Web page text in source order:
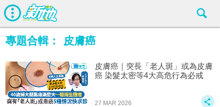
專題合輯： 皮膚癌
皮膚癌｜突長「老人斑」或為皮膚
癌 染髮太密等4大高危行為必戒
27 MAR 2026